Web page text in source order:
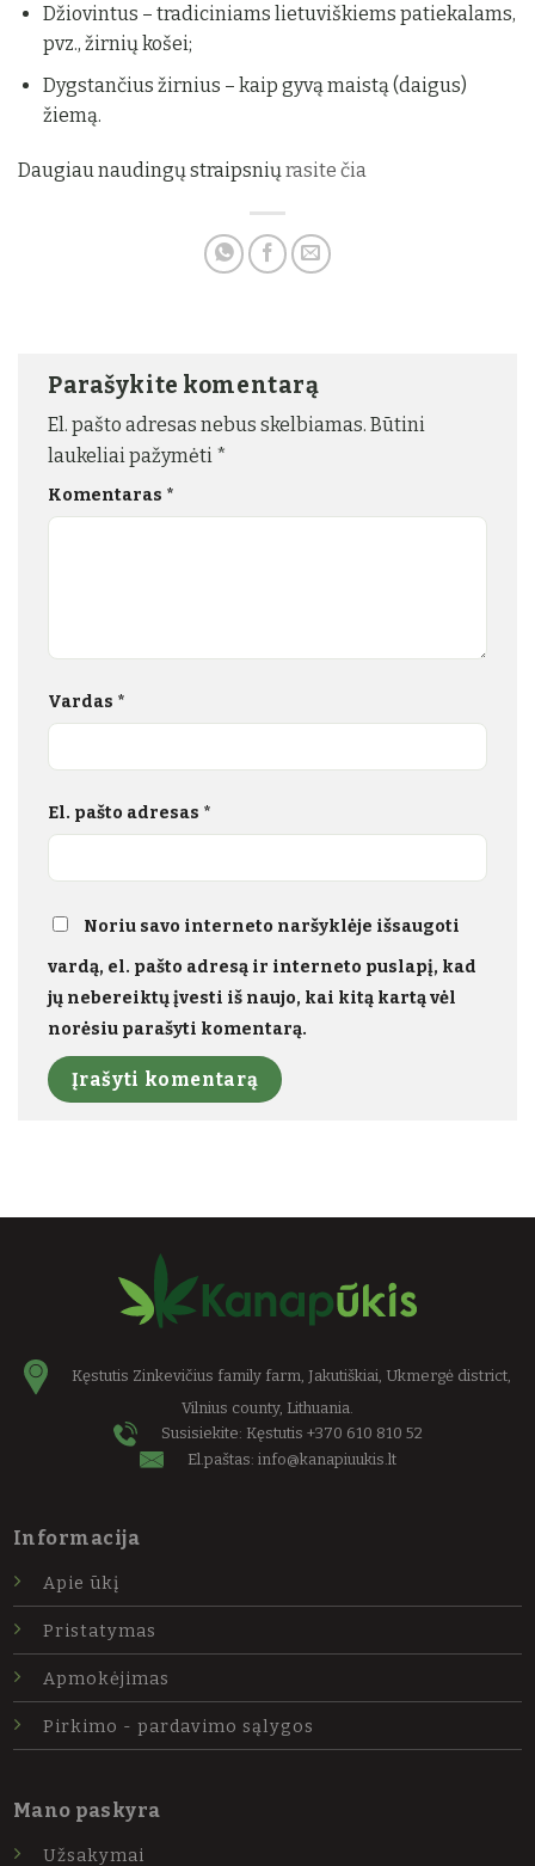
Džiovintus – tradiciniams lietuviškiems patiekalams,
pvz., žirnių košei;
Dygstančius žirnius – kaip gyvą maistą (daigus)
žiemą.
Daugiau naudingų straipsniųrasite čia
Parašykite komentarą
El. pašto adresas nebus skelbiamas. Būtini
laukeliai pažymėti *
Komentaras *
Vardas *
El. pašto adresas *
Noriu savo interneto naršyklėje išsaugoti
vardą, el. pašto adresą ir interneto puslapį, kad
jų nebereiktų įvesti iš naujo, kai kitą kartą vėl
norėsiu parašyti komentarą.
Kęstutis Zinkevičius family farm, Jakutiškiai, Ukmergė district,
Vilnius county, Lithuania.
Susisiekite: Kęstutis +370 610 810 52
El.paštas: info@kanapiuukis.lt
Informacija
Apie ūkį
Pristatymas
Apmokėjimas
Pirkimo - pardavimo sąlygos
Mano paskyra
Užsakymai